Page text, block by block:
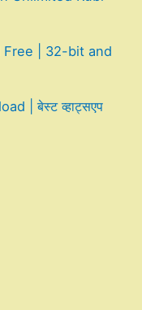
Free | 32-bit and
| बेस्ट व्हाट्सएप